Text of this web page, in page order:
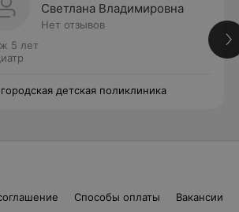
Светлана Владимировна
Нет отзывов
5 лет
детская поликлиника
Способы оплаты Вакансии